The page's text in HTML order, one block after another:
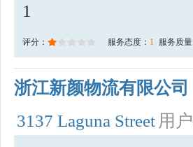
1
评分： 服务态度： 1 服务质量
浙江新颜物流有限公司
3137 Laguna Street 用